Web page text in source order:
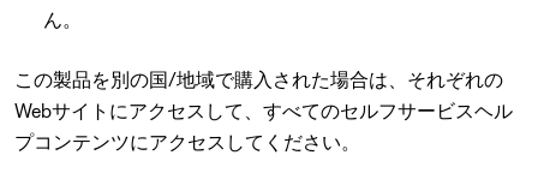
ん。
この製品を別の国/地域で購入された場合は、それぞれの
Webサイトにアクセスして、すべてのセルフサービスヘル
プコンテンツにアクセスしてください。